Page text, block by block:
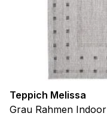
Teppich Melissa
Grau Rahmen